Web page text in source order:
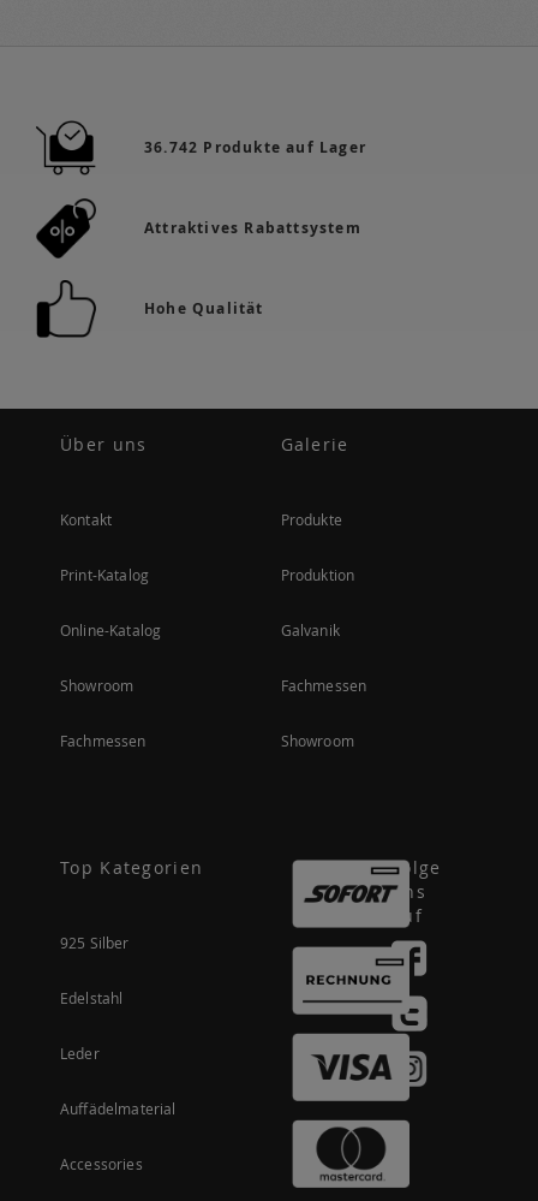
36.742 Produkte auf Lager
Attraktives Rabattsystem
Hohe Qualität
Über uns
Kontakt
Print-Katalog
Online-Katalog
Showroom
Fachmessen
Galerie
Produkte
Produktion
Galvanik
Fachmessen
Showroom
Top Kategorien
925 Silber
Edelstahl
Leder
Auffädelmaterial
Accessories
Folge
uns
auf